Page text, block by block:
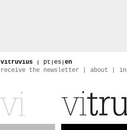
vitruvius | pt | es | en
receive the newsletter
about